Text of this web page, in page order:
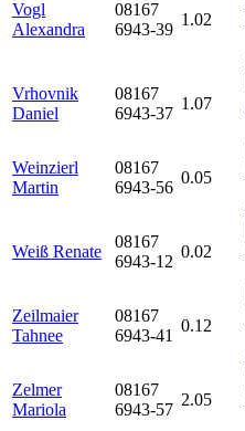
Vogl
Alexandra
08167
6943-39
1.02
Vrhovnik
Daniel
08167
6943-37
1.07
Weinzierl
Martin
08167
6943-56
0.05
Weiß Renate
08167
6943-12
0.02
Zeilmaier
Tahnee
08167
6943-41
0.12
Zelmer
Mariola
08167
6943-57
2.05